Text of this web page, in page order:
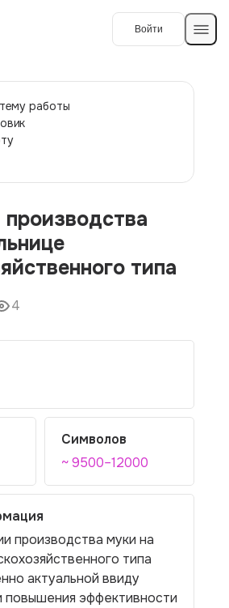
Войти
работы
производства
типа
4
Символов
~ 9500–12000
производства муки на
типа
актуальной ввиду
повышения эффективности